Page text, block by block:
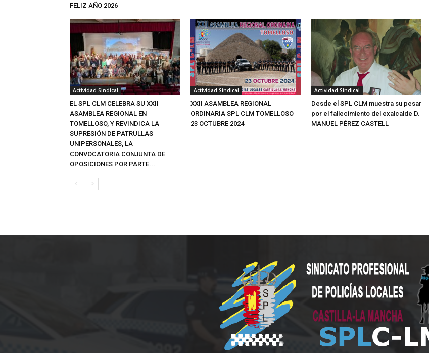
FELIZ AÑO 2026
Actividad Sindical
EL SPL CLM CELEBRA SU XXII
ASAMBLEA REGIONAL EN
TOMELLOSO, Y REVINDICA LA
SUPRESIÓN DE PATRULLAS
UNIPERSONALES, LA
CONVOCATORIA CONJUNTA DE
OPOSICIONES POR PARTE...
Actividad Sindical
XXII ASAMBLEA REGIONAL
ORDINARIA SPL CLM TOMELLOSO
23 OCTUBRE 2024
Actividad Sindical
Desde el SPL CLM muestra su pesar
por el fallecimiento del exalcalde D.
MANUEL PÉREZ CASTELL